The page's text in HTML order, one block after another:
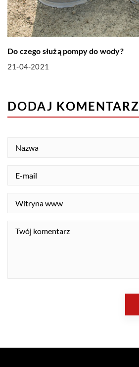
Do czego służą pompy do wody?
21-04-2021
DODAJ KOMENTARZ